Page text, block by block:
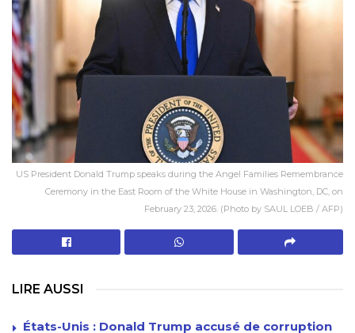
US President Donald Trump speaks during the Angel Families Remembrance
Ceremony in the East Room of the White House in Washington, DC, on
February 23, 2026. (Photo by SAUL LOEB / AFP)
LIRE AUSSI
États-Unis : Donald Trump accusé de corruption